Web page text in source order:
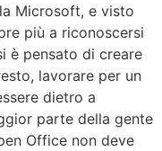
Microsoft, e visto
più a riconoscersi
è pensato di creare
lavorare per un
dietro a
parte della gente
Office non deve